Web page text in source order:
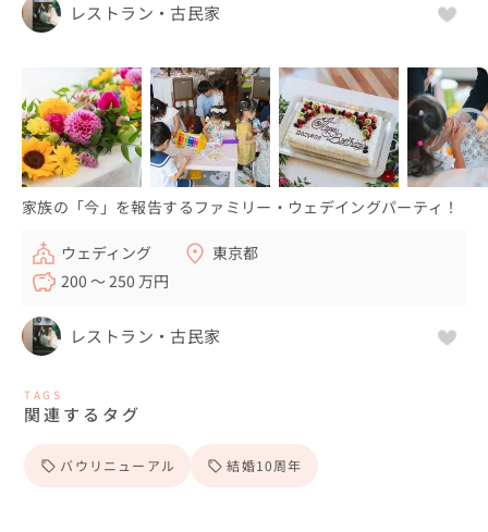
レストラン・古民家
家族の「今」を報告するファミリー・ウェデイングパーティ！
ウェディング
東京都
200 〜 250 万円
レストラン・古民家
TAGS
関連するタグ
バウリニューアル 結婚10周年